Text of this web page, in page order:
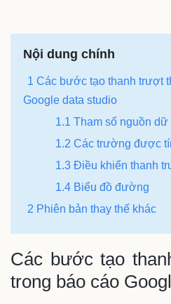
Nội dung chính
1 Các bước tạo thanh trượt
Google data studio
1.1 Tham số nguồn dữ
1.2 Các trường được
1.3 Điều khiển thanh
1.4 Biểu đồ đường
2 Phiên bản thay thế khác
Các bước tạo
trong báo cáo